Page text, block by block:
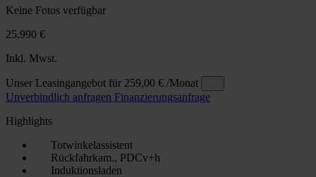
Keine Fotos verfügbar
25.990 €
Inkl. Mwst.
Unser Leasingangebot für 259,00 € /Monat
Unverbindlich anfragen Finanzierungsanfrage
Highlights
Totwinkelassistent
Rückfahrkam., PDCv+h
Induktionsladen